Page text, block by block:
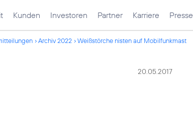
Kunden Investoren Partner Karriere Presse
Archiv 2022 Weißstörche nisten auf Mobilfunkmast
20.05.2017